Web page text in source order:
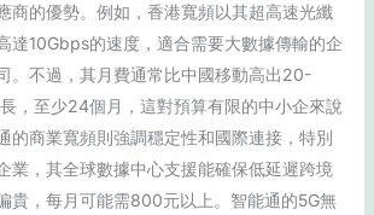
商的優勢。例如，香港寬頻以其超高速光纖
達10Gbps的速度，適合需要大數據傳輸的企
。不過，其月費通常比中國移動高出20-
，至少24個月，這對預算有限的中小企來說
的商業寬頻則強調穩定性和國際連接，特別
業，其全球數據中心支援能確保低延遲跨境
貴，每月可能需800元以上。智能通的5G無